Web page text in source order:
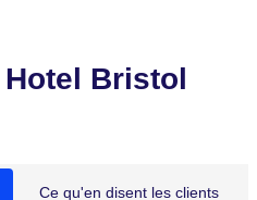
Bristol
Ce qu'en disent les clients